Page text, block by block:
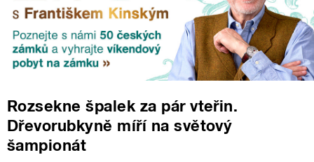
Rozsekne špalek za pár vteřin.
Dřevorubkyně míří na světový
šampionát